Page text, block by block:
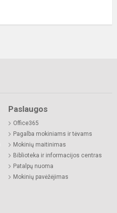
Paslaugos
Office365
Pagalba mokiniams ir tėvams
Mokinių maitinimas
Biblioteka ir informacijos centras
Patalpų nuoma
Mokinių pavėžėjimas